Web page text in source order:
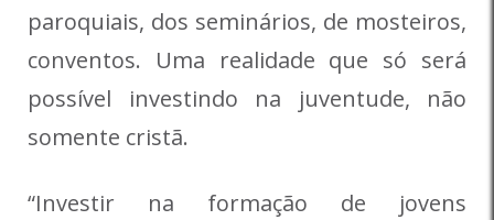
paroquiais, dos seminários, de mosteiros,
conventos. Uma realidade que só será
possível investindo na juventude, não
somente cristã.
“Investir na formação de jovens